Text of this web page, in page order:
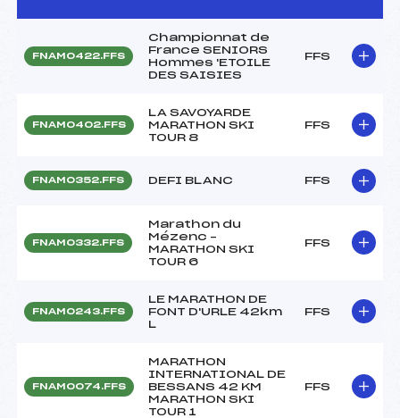
FNAM0422.FFS
Championnat de
France SENIORS
Hommes 'ETOILE
DES SAISIES
FFS
FNAM0402.FFS
LA SAVOYARDE
MARATHON SKI
TOUR 8
FFS
FNAM0352.FFS DEFI BLANC FFS
FNAM0332.FFS
Marathon du
Mézenc –
MARATHON SKI
TOUR 6
FFS
FNAM0243.FFS
LE MARATHON DE
FONT D'URLE 42km
L
FFS
FNAM0074.FFS
MARATHON
INTERNATIONAL DE
BESSANS 42 KM
MARATHON SKI
TOUR 1
FFS